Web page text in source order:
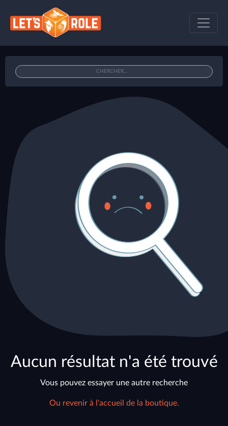
Aucun résultat n'a été trouvé
Vous pouvez essayer une autre recherche
Ou revenir à l'accueil de la boutique.